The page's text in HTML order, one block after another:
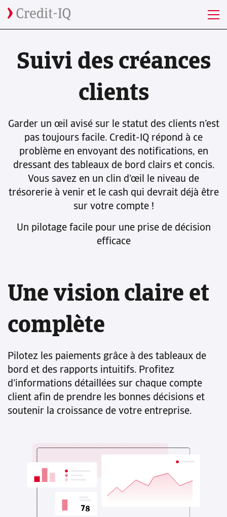
Suivi des créances
clients
Garder un œil avisé sur le statut des clients n’est
pas toujours facile. Credit-IQ répond à ce
problème en envoyant des notifications, en
dressant des tableaux de bord clairs et concis.
Vous savez en un clin d’œil le niveau de
trésorerie à venir et le cash qui devrait déjà être
sur votre compte !
Un pilotage facile pour une prise de décision
efficace
Une vision claire et
complète
Pilotez les paiements grâce à des tableaux de
bord et des rapports intuitifs. Profitez
d’informations détaillées sur chaque compte
client afin de prendre les bonnes décisions et
soutenir la croissance de votre entreprise.